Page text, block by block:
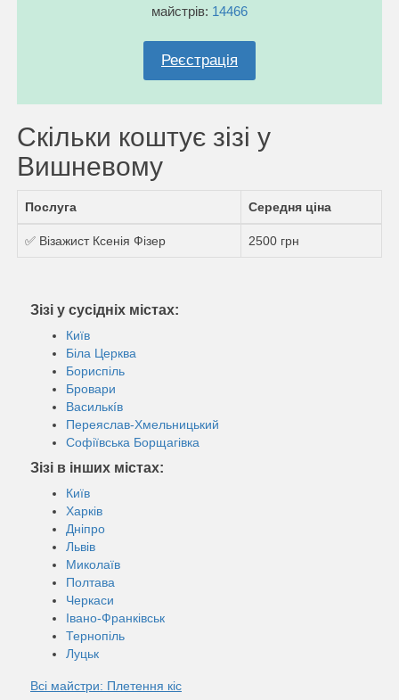
майстрів: 14466
Реєстрація
Скільки коштує зiзi у
Вишневому
Послуга Середня ціна
✅ Візажист Ксенія Фізер 2500 грн
Зiзi у сусідніх містах:
Київ
Біла Церква
Бориспіль
Бровари
Василькíв
Переяслав-Хмельницький
Софіївська Борщагівка
Зiзi в інших містах:
Київ
Харків
Дніпро
Львів
Миколаїв
Полтава
Черкаси
Івано-Франківськ
Тернопіль
Луцьк
Всі майстри: Плетення кіс